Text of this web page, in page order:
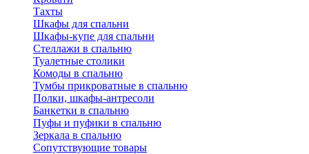
Тахты
Шкафы для спальни
Шкафы-купе для спальни
Стеллажи в спальню
Туалетные столики
Комоды в спальню
Тумбы прикроватные в спальню
Полки, шкафы-антресоли
Банкетки в спальню
Пуфы и пуфики в спальню
Зеркала в спальню
Сопутствующие товары